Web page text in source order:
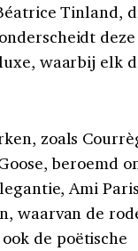
atrice Tinland,
deze
waarbij elk
zoals
beroemd
Ami
waarvan de
de poëtische